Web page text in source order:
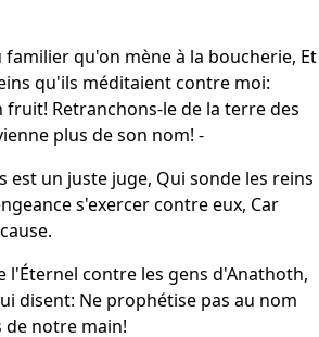
familier qu'on mène à la boucherie, Et
qu'ils méditaient contre moi:
Retranchons-le de la terre des
plus de son nom! -
est un juste juge, Qui sonde les reins
s'exercer contre eux, Car
l'Éternel contre les gens d'Anathoth,
disent: Ne prophétise pas au nom
notre main!